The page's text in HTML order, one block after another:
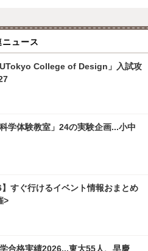
ニュース
College of Design」入試攻
学体験教室」24の実験企画...小中
】すぐ行けるイベント情報おまとめ
>
合格実績2026...東大55人、早慶